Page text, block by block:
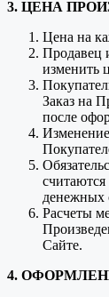
3. ЦЕНА
Цена на
Продавец
изменить
Заказ на
после
денежных
Расчеты
Сайте.
4.